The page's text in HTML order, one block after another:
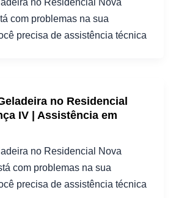
com problemas na sua
precisa de assistência técnica
no Residencial
IV | Assistência em
no Residencial Nova
com problemas na sua
precisa de assistência técnica